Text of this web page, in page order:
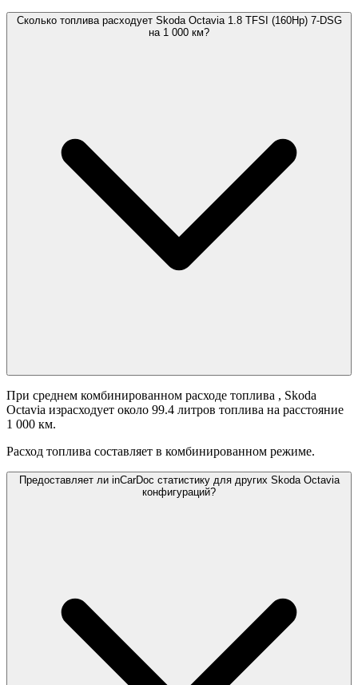
Сколько топлива расходует Skoda Octavia 1.8 TFSI (160Hp) 7-DSG
на 1 000 км?
При среднем комбинированном расходе топлива , Skoda
Octavia израсходует около 99.4 литров топлива на расстояние
1 000 км.
Расход топлива составляет в комбинированном режиме.
Предоставляет ли inCarDoc статистику для других Skoda Octavia
конфигураций?